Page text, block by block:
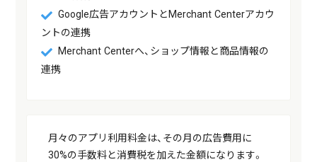
Google広告アカウントとMerchant Centerアカウ
ントの連携
Merchant Centerへ、ショップ情報と商品情報の
連携
月々のアプリ利用料金は、その月の広告費用に
30%の手数料と消費税を加えた金額になります。